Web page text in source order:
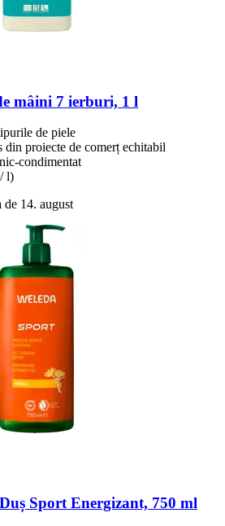
mâini 7 ierburi, 1 l
de piele
din proiecte de comerț echitabil
condimentat
l)
de 14. august
Sport Energizant, 750 ml